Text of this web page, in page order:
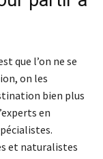
que l’on ne se
on les
bien plus
en
et naturalistes